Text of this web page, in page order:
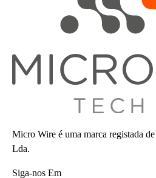
Micro Wire é uma marca registada
Lda.
Siga-nos Em